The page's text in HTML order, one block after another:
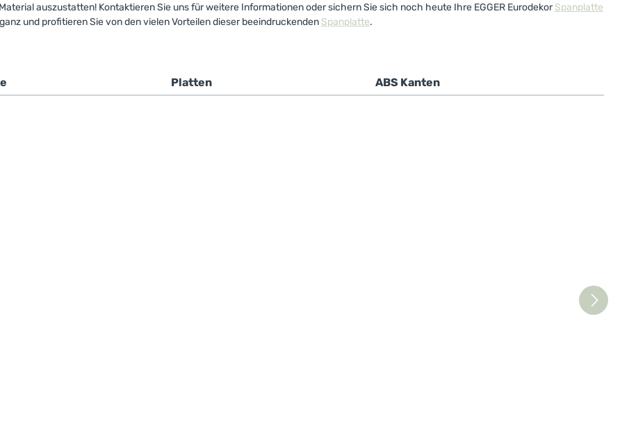
auszustatten! Kontaktieren Sie uns für weitere Informationen oder sichern Sie sich noch heute Ihre EGGER EurodekorSpanplatte
und profitieren Sie von den vielen Vorteilen dieser beeindruckenden Spanplatte.
Platten ABS Kanten